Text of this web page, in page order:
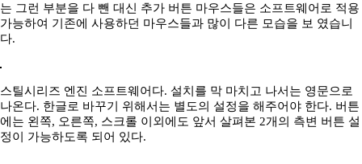
는 그런 부분을 다 뺀 대신 추가 버튼 마우스들은 소프트웨어로 적용
가능하여 기존에 사용하던 마우스들과 많이 다른 모습을 보 였습니
다.
스틸시리즈 엔진 소프트웨어다. 설치를 막 마치고 나서는 영문으로
나온다. 한글로 바꾸기 위해서는 별도의 설정을 해주어야 한다. 버튼
에는 왼쪽, 오른쪽, 스크롤 이외에도 앞서 살펴본 2개의 측변 버튼 설
정이 가능하도록 되어 있다.